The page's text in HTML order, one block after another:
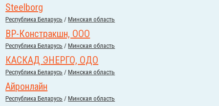
Steelborg
Республика Беларусь /Минская область
ВР-Констракшн, ООО
Республика Беларусь /Минская область
КАСКАД ЭНЕРГО, ОДО
Республика Беларусь /Минская область
Айронлайн
Республика Беларусь /Минская область